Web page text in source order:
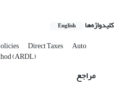
کلیدواژه‌ها English
Direct Taxes Auto
(ARDL)
مراجع